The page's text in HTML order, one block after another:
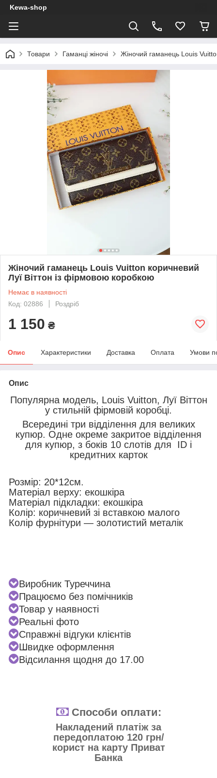
Kewa-shop
Товари Гаманці жіночі Жіночий гаманець Louis
Жіночий гаманець Louis Vuitton коричневий
Луї Віттон із фірмовою коробкою
Немає в наявності
Код: 02886
Роздріб
1 150 ₴
Опис Характеристики Доставка Оплата Умови
Опис
Популярна модель, Louis Vuitton, Луї Віттон
у стильній фірмовій коробці.
Всередині три відділення для великих
купюр. Одне окреме закритое відділення
для купюр, з боків 10 слотів для ID і
кредитних карток
Розмір: 20*12см.
Матеріал верху: екошкіра
Матеріал підкладки: екошкіра
Колір: коричневий зі вставкою малого
Колір фурнітури — золотистий металік
Виробник Туреччина
Працюємо без помічників
Товар у наявності
Реальні фото
Справжні відгуки клієнтів
Швидке оформлення
Відсилання щодня до 17.00
Способи оплати:
Накладений платіж за
передоплатою 120 грн/
корист на карту Приват
Банка